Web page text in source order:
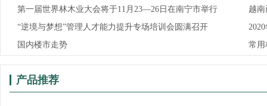
第一届世界林木业大会将于11月23—26日在南宁市举行
“逆境与梦想”管理人才能力提升专场培训会圆满召开
国内楼市走势
越
常用
产品推荐